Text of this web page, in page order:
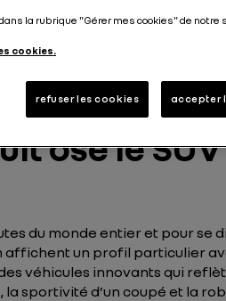
le28.03.2019
ose le SUV
du monde entier et pour se
un profil particulier
véhicules innovants qui
sportivité d’un coupé et la
la rubrique "Gérer mes cookies" de notre
cookies.
refuser les cookies accepter